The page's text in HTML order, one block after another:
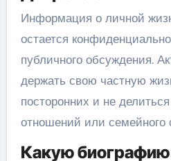
Информация о личной
остается
публичного обсуждения.
держать свою частную
посторонних и не
отношений или семейного
Какую